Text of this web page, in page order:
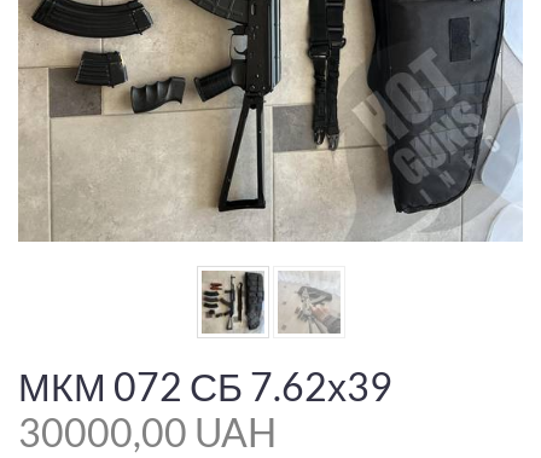
МКМ 072 СБ 7.62х39
30000,00 UAH